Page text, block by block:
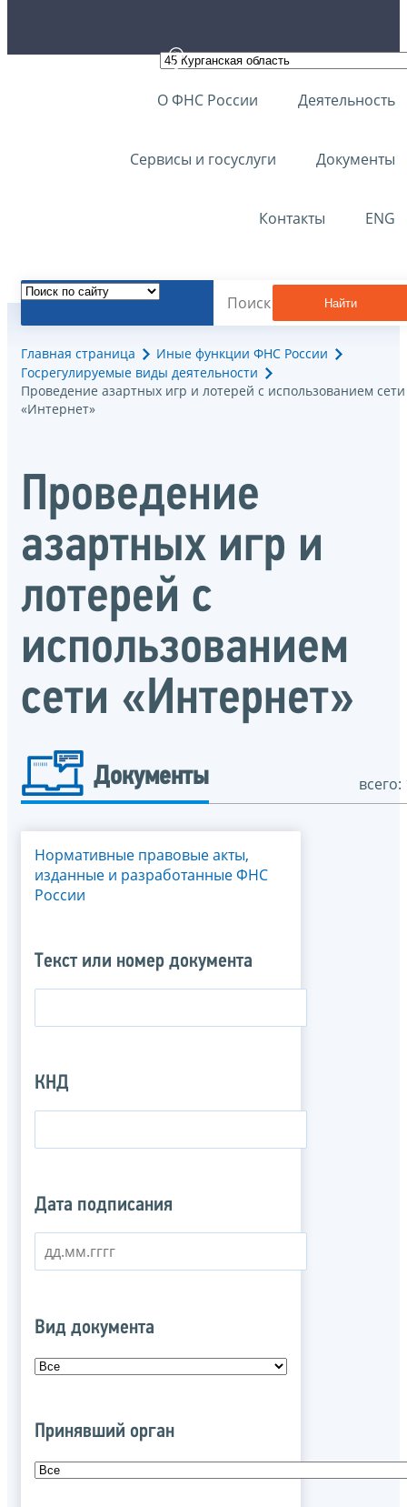
О ФНС России Деятельность
Сервисы и госуслуги Документы
Контакты ENG
Найти
Главная страница
Иные функции ФНС России
Госрегулируемые виды деятельности
Проведение азартных игр и лотерей с использованием сети
«Интернет»
Проведение
азартных игр и
лотерей с
использованием
сети «Интернет»
Документы всего:
Нормативные правовые акты,
изданные и разработанные ФНС
России
Текст или номер документа
КНД
Дата подписания
Вид документа
Принявший орган